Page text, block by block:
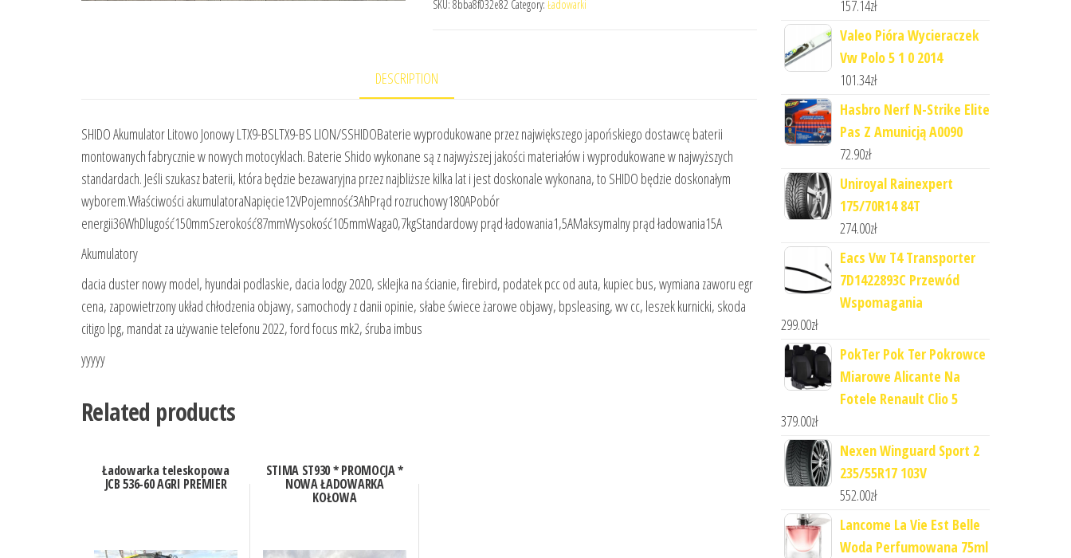
SKU: 8bba8f032e82 Category: Ładowarki
DESCRIPTION
SHIDO Akumulator Litowo Jonowy LTX9-BSLTX9-BS LION/SSHIDOBaterie wyprodukowane przez największego japońskiego dostawcę baterii
montowanych fabrycznie w nowych motocyklach. Baterie Shido wykonane są z najwyższej jakości materiałów i wyprodukowane w najwyższych
standardach. Jeśli szukasz baterii, która będzie bezawaryjna przez najbliższe kilka lat i jest doskonale wykonana, to SHIDO będzie doskonałym
wyborem.Właściwości akumulatoraNapięcie12VPojemność3AhPrąd rozruchowy180APobór
energii36WhDlugość150mmSzerokość87mmWysokość105mmWaga0,7kgStandardowy prąd ładowania1,5AMaksymalny prąd ładowania15A
Akumulatory
dacia duster nowy model, hyundai podlaskie, dacia lodgy 2020, sklejka na ścianie, firebird, podatek pcc od auta, kupiec bus, wymiana zaworu egr
cena, zapowietrzony układ chłodzenia objawy, samochody z danii opinie, słabe świece żarowe objawy, bpsleasing, wv cc, leszek kurnicki, skoda
citigo lpg, mandat za używanie telefonu 2022, ford focus mk2, śruba imbus
yyyyy
Related products
Ładowarka teleskopowa
JCB 536-60 AGRI PREMIER
STIMA ST930 * PROMOCJA *
NOWA ŁADOWARKA
KOŁOWA
157.14zł
Valeo Pióra Wycieraczek
Vw Polo 5 1 0 2014
101.34zł
Hasbro Nerf N-Strike Elite
Pas Z Amunicją A0090
72.90zł
Uniroyal Rainexpert
175/70R14 84T
274.00zł
Eacs Vw T4 Transporter
7D1422893C Przewód
Wspomagania
299.00zł
PokTer Pok Ter Pokrowce
Miarowe Alicante Na
Fotele Renault Clio 5
379.00zł
Nexen Winguard Sport 2
235/55R17 103V
552.00zł
Lancome La Vie Est Belle
Woda Perfumowana 75ml